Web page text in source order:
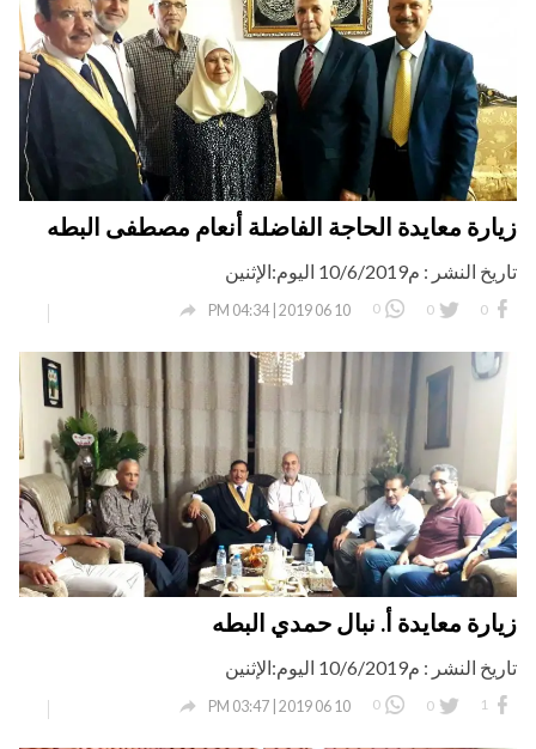
زيارة معايدة الحاجة الفاضلة أنعام مصطفى البطه
تاريخ النشر : م10/6/2019 اليوم:الإثنين
0
0
0
10 06 2019 | 04:34 PM

زيارة معايدة أ. نبال حمدي البطه
تاريخ النشر : م10/6/2019 اليوم:الإثنين
1
0
0
10 06 2019 | 03:47 PM
